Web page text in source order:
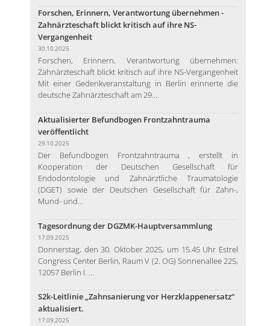
Forschen, Erinnern, Verantwortung übernehmen -
Zahnärzteschaft blickt kritisch auf ihre NS-
Vergangenheit
30.10.2025
Forschen, Erinnern, Verantwortung übernehmen:
Zahnärzteschaft blickt kritisch auf ihre NS-Vergangenheit
Mit einer Gedenkveranstaltung in Berlin erinnerte die
deutsche Zahnärzteschaft am 29....
Aktualisierter Befundbogen Frontzahntrauma
veröffentlicht
29.10.2025
Der Befundbogen Frontzahntrauma , erstellt in
Kooperation der Deutschen Gesellschaft für
Endodontologie und Zahnärztliche Traumatologie
(DGET) sowie der Deutschen Gesellschaft für Zahn-,
Mund- und...
Tagesordnung der DGZMK-Hauptversammlung
17.09.2025
Donnerstag, den 30. Oktober 2025, um 15.45 Uhr Estrel
Congress Center Berlin, Raum V (2. OG) Sonnenallee 225,
12057 Berlin I. ...
S2k-Leitlinie „Zahnsanierung vor Herzklappenersatz“
aktualisiert.
17.09.2025